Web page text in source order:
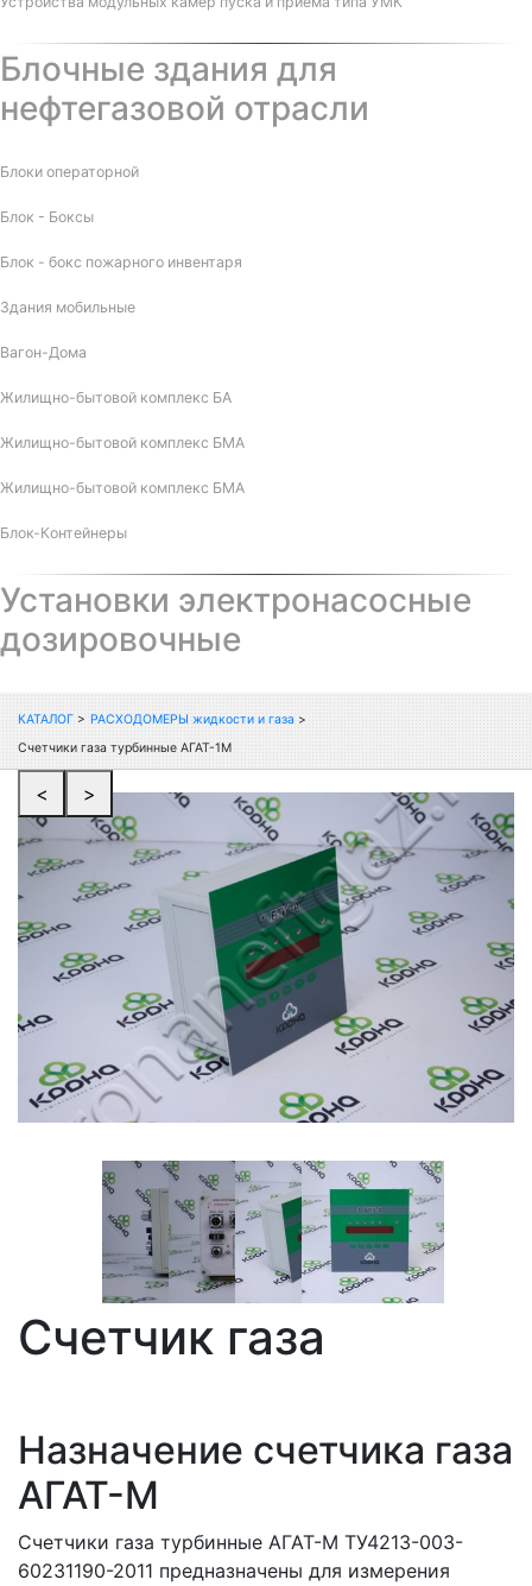
Блочные здания для
нефтегазовой отрасли
Блоки операторной
Блок - Боксы
Блок - бокс пожарного инвентаря
Здания мобильные
Вагон-Дома
Жилищно-бытовой комплекс БА
Жилищно-бытовой комплекс БМА
Жилищно-бытовой комплекс БМА
Блок-Контейнеры
Установки электронасосные
дозировочные
КАТАЛОГ > РАСХОДОМЕРЫ жидкости и газа >
Счетчики газа турбинные АГАТ-1М
< >
Счетчик газа
Назначение счетчика газа
АГАТ-М
Счетчики газа турбинные АГАТ-М ТУ4213-003-
60231190-2011 предназначены для измерения